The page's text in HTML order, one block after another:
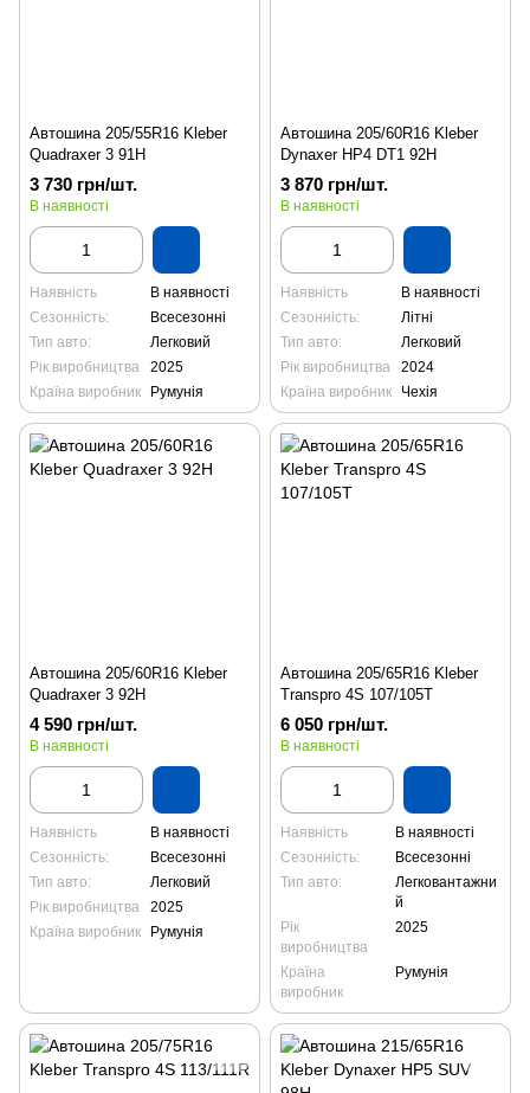
Автошина 205/55R16 Kleber
Quadraxer 3 91H
3 730 грн/шт.
В наявності
Наявність
В наявності
Сезонність:
Всесезонні
Тип авто:
Легковий
Рік виробництва
2025
Країна виробник
Румунія
Автошина 205/60R16 Kleber
Dynaxer HP4 DT1 92H
3 870 грн/шт.
В наявності
Наявність
В наявності
Сезонність:
Літні
Тип авто:
Легковий
Рік виробництва
2024
Країна виробник
Чехія
Автошина 205/60R16 Kleber
Quadraxer 3 92H
4 590 грн/шт.
В наявності
Наявність
В наявності
Сезонність:
Всесезонні
Тип авто:
Легковий
Рік виробництва
2025
Країна виробник
Румунія
Автошина 205/65R16 Kleber
Transpro 4S 107/105T
6 050 грн/шт.
В наявності
Наявність
В наявності
Сезонність:
Всесезонні
Тип авто:
Легковантажни
й
Рік
виробництва
2025
Країна
виробник
Румунія